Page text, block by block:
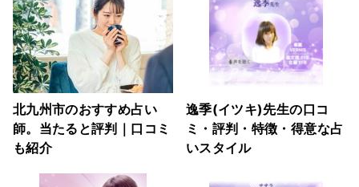
北九州市のおすすめ占い
師。当たると評判｜口コミ
も紹介
逸季(イツキ)先生の口コ
ミ・評判・特徴・得意な占
いスタイル